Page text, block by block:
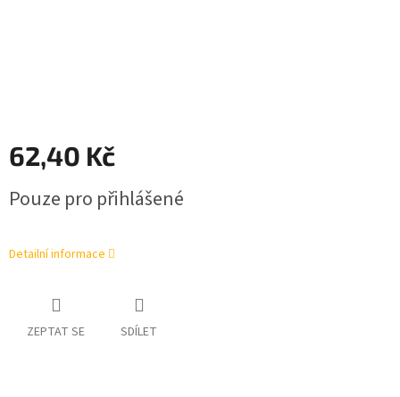
62,40 Kč
cena:
Pouze pro přihlášené
Detailní informace
ZEPTAT SE SDÍLET